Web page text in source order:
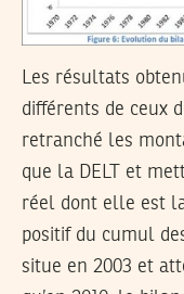
Les résultats
différents de ceux
retranché les
que la DELT et
réel dont elle est
positif du cumul
situe en 2003 et